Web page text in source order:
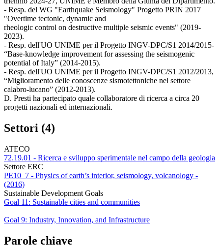
- Resp. del WG "Earthquake Seismology" Progetto PRIN 2017
"Overtime tectonic, dynamic and
rheologic control on destructive multiple seismic events" (2019-
2023).
-­ Resp. dell'UO UNIME per il Progetto INGV-DPC/S1 2014/2015-
“Base-knowledge improvement for assessing the seismogenic
potential of Italy” (2014-2015).
- Resp. dell'UO UNIME per il Progetto INGV-DPC/S1 2012/2013,
“Miglioramento delle conoscenze sismotettoniche nel settore
calabro-lucano” (2012-2013).
D. Presti ha partecipato quale collaboratore di ricerca a circa 20
progetti nazionali ed internazionali.
Settori (4)
ATECO
72.19.01 - Ricerca e sviluppo sperimentale nel campo della geologia
Settore ERC
PE10_7 - Physics of earth’s interior, seismology, volcanology -
(2016)
Sustainable Development Goals
Goal 11: Sustainable cities and communities
Goal 9: Industry, Innovation, and Infrastructure
Parole chiave